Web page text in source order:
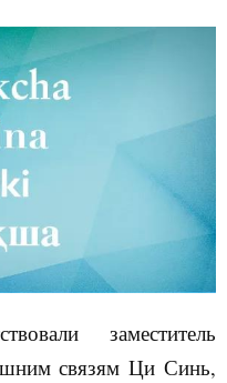
заместитель
связямЦи Синь,